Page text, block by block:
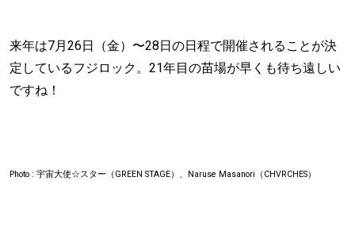
来年は7月26日（金）〜28日の日程で開催されることが決
定しているフジロック。21年目の苗場が早くも待ち遠しい
ですね！
Photo : 宇宙大使☆スター（GREEN STAGE）、Naruse Masanori（CHVRCHES）